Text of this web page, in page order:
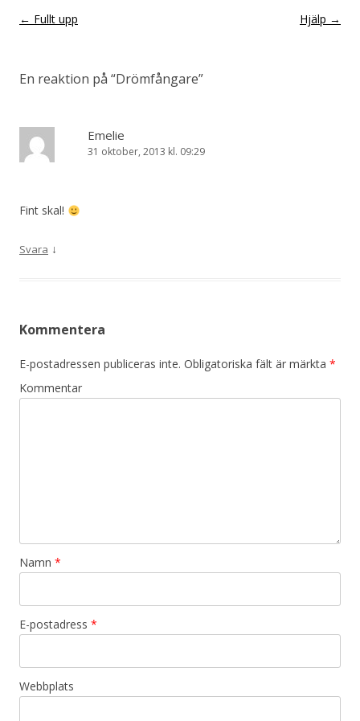
Inläggsnavigering
← Fullt upp Hjälp →
En reaktion på “Drömfångare”
Emelie
31 oktober, 2013 kl. 09:29
Fint skal!
Svara ↓
Kommentera
E-postadressen publiceras inte. Obligatoriska fält är märkta *
Kommentar
Namn *
E-postadress *
Webbplats